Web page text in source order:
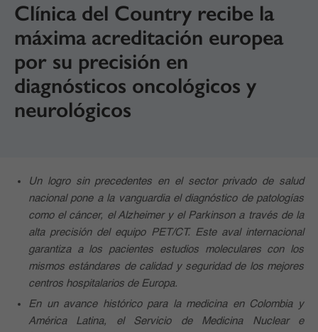
Clínica del Country recibe la
máxima acreditación europea
por su precisión en
diagnósticos oncológicos y
neurológicos
Un logro sin precedentes en el sector privado de salud
nacional pone a la vanguardia el diagnóstico de patologías
como el cáncer, el Alzheimer y el Parkinson a través de la
alta precisión del equipo PET/CT. Este aval internacional
garantiza a los pacientes estudios moleculares con los
mismos estándares de calidad y seguridad de los mejores
centros hospitalarios de Europa.
En un avance histórico para la medicina en Colombia y
América Latina, el Servicio de Medicina Nuclear e